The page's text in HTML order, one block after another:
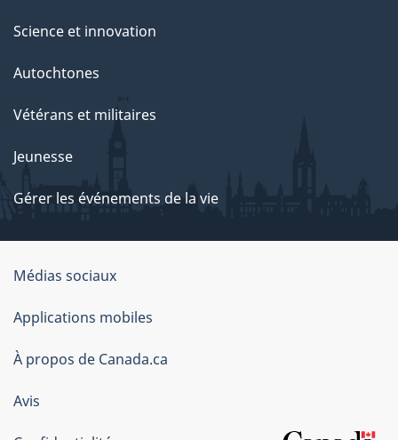
Science et innovation
Autochtones
Vétérans et militaires
Jeunesse
Gérer les événements de la vie
Organisation
du
gouvernement
du
Canada
Médias sociaux
Applications mobiles
À propos de Canada.ca
Avis